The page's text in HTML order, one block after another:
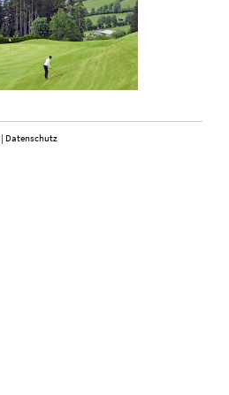
| Datenschutz